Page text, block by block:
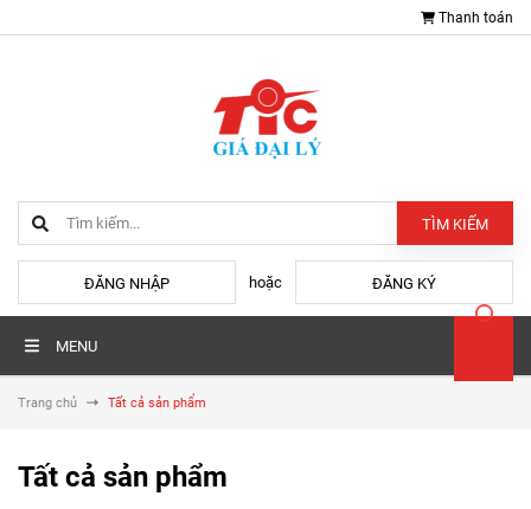
Thanh toán
TÌM KIẾM
ĐĂNG NHẬP hoặc ĐĂNG KÝ
MENU
Trang chủ Tất cả sản phẩm
Tất cả sản phẩm